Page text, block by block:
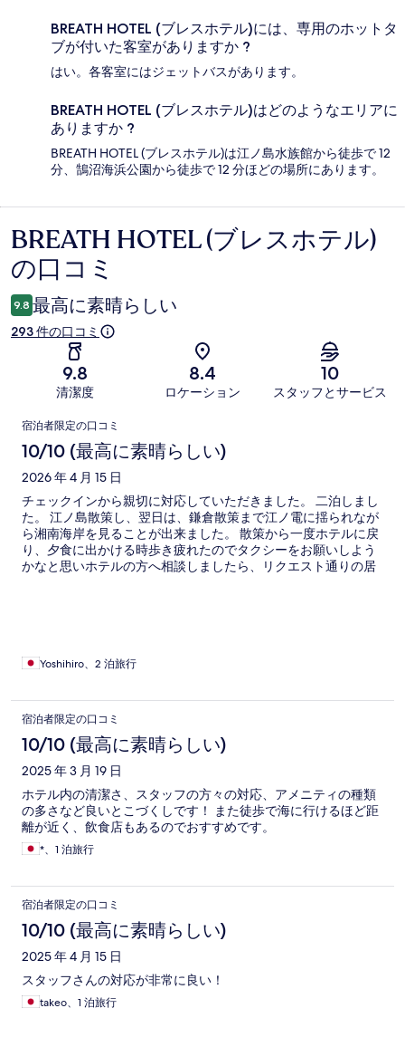
BREATH HOTEL (ブレスホテル)には、専用のホットタ
ブが付いた客室がありますか ?
はい。各客室にはジェットバスがあります。
BREATH HOTEL (ブレスホテル)はどのようなエリアに
ありますか ?
BREATH HOTEL (ブレスホテル)は江ノ島水族館から徒歩で 12
分、鵠沼海浜公園から徒歩で 12 分ほどの場所にあります。
口
コ
ミ
BREATH HOTEL (ブレスホテル)
の口コミ
9.8 最高に素晴らしい
293 件の口コミ
9.8
清潔度
8.4
ロケーション
10
スタッフとサービス
口
コ
ミ
宿泊者限定の口コミ
10/10 (最高に素晴らしい)
2026 年 4 月 15 日
チェックインから親切に対応していただきました。 二泊しまし
た。 江ノ島散策し、翌日は、鎌倉散策まで江ノ電に揺られなが
ら湘南海岸を見ることが出来ました。 散策から一度ホテルに戻
り、夕食に出かける時歩き疲れたのでタクシーをお願いしよう
かなと思いホテルの方へ相談しましたら、リクエスト通りの居
Yoshihiro、2 泊旅行
宿泊者限定の口コミ
10/10 (最高に素晴らしい)
2025 年 3 月 19 日
ホテル内の清潔さ、スタッフの方々の対応、アメニティの種類
の多さなど良いとこづくしです！ また徒歩で海に行けるほど距
離が近く、飲食店もあるのでおすすめです。
*、1 泊旅行
宿泊者限定の口コミ
10/10 (最高に素晴らしい)
2025 年 4 月 15 日
スタッフさんの対応が非常に良い！
takeo、1 泊旅行